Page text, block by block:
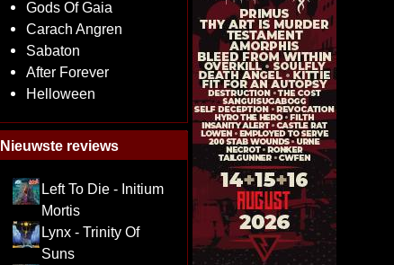
Gods Of Gaia
Carach Angren
Sabaton
After Forever
Helloween
Nieuwste reviews
Left To Die - Initium
Mortis
Lynx - Trinity Of
Suns